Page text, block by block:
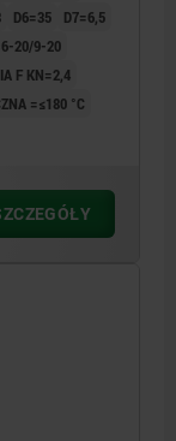
D6=35
D7=6,5
20/9-20
F KN=2,4
=≤180 °C